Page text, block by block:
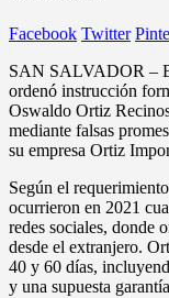
Facebook Twitter
SAN SALVADOR –
ordenó instrucción
Oswaldo Ortiz
mediante falsas
su empresa Ortiz
Según el
ocurrieron en 2021
redes sociales, donde
desde el extranjero.
40 y 60 días,
y una supuesta